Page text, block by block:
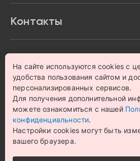
Возврат товара
Политика конфиденциальности
Согласие на обработку
Карта сайта
Контакты
© 1993 – 2026 Магазин бытовой
«Impulse». Все права защищены.
Цена на сайте носит
является публичной офертой
На сайте используются cookies с
удобства пользования сайтом и
персонализированных сервисов.
Для получения дополнительной
можете ознакомиться с нашей
конфиденциальности.
Настройки cookies могут быть
вашего браузера.